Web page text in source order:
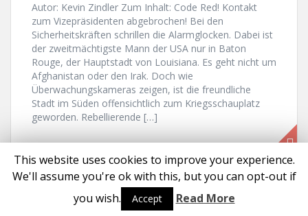
Autor: Kevin Zindler Zum Inhalt: Code Red! Kontakt
zum Vizepräsidenten abgebrochen! Bei den
Sicherheitskräften schrillen die Alarmglocken. Dabei ist
der zweitmächtigste Mann der USA nur in Baton
Rouge, der Hauptstadt von Louisiana. Es geht nicht um
Afghanistan oder den Irak. Doch wie
Überwachungskameras zeigen, ist die freundliche
Stadt im Süden offensichtlich zum Kriegsschauplatz
geworden. Rebellierende […]
Proudly powered by WordPress |Theme: Solon by aThemes
This website uses cookies to improve your experience.
We'll assume you're ok with this, but you can opt-out if
you wish.
Accept Read More
Social media & sharing icons powered by